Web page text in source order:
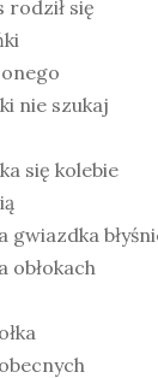
rodził się
nie szukaj
się kolebie
gwiazdka
obłokach